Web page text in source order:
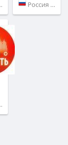
Россия (Калининград)